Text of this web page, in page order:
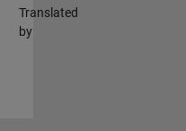
Translated
by